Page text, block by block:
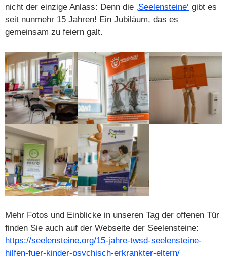
nicht der einzige Anlass: Denn die ‚Seelensteine‘ gibt es
seit nunmehr 15 Jahren! Ein Jubiläum, das es
gemeinsam zu feiern galt.
Mehr Fotos und Einblicke in unseren Tag der offenen Tür
finden Sie auch auf der Webseite der Seelensteine:
https://seelensteine.org/15-jahre-twsd-seelensteine-
hilfen-fuer-kinder-psychisch-erkrankter-eltern/